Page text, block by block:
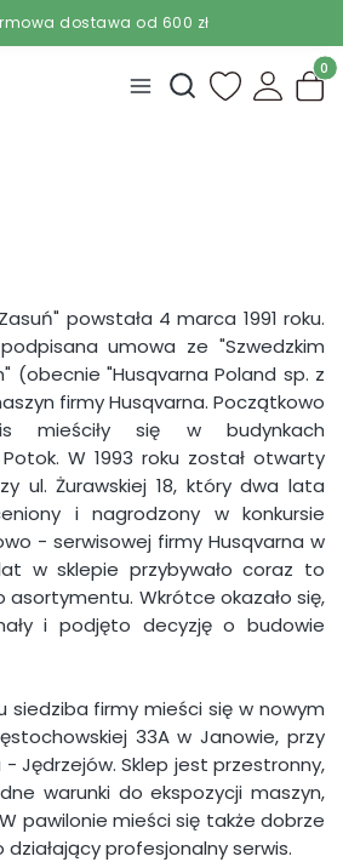
dostawa od 600 zł
zobacz
Otwórz
powstała 4 marca 1991 roku.
umowa ze "Szwedzkim
(obecnie "Husqvarna Poland sp. z
firmy Husqvarna. Początkowo
mieściły się w budynkach
W 1993 roku został otwarty
ul. Żurawskiej 18, który dwa lata
i nagrodzony w konkursie
- serwisowej firmy Husqvarna w
w sklepie przybywało coraz to
asortymentu. Wkrótce okazało się,
i podjęto decyzję o budowie
siedziba firmy mieści się w nowym
33A w Janowie, przy
Jędrzejów. Sklep jest przestronny,
warunki do ekspozycji maszyn,
pawilonie mieści się także dobrze
profesjonalny serwis.